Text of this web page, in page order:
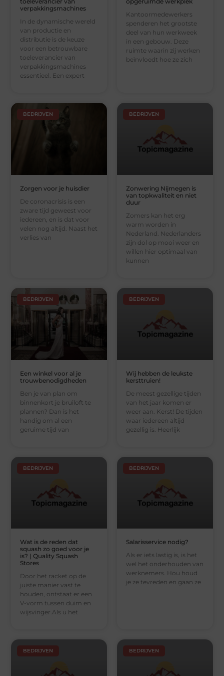
verpakkingsmachines
In de dynamische wereld
van productie en
distributie is de keuze
voor een betrouwbare
toeleverancier van
verpakkingsmachines
essentieel. Een expert
Kantoormedewerkers
spenderen het grootste
deel van hun werkweek
in een gebouw. Deze
ruimte waarin zij werken
beïnvloedt hoe ze zich
BEDRIJVEN
Zorgen voor je huisdier
De coronacrisis is een
zware tijd geweest voor
iedereen, en is dat voor
velen nog altijd. Naast het
verlies van
BEDRIJVEN
Zonwering Nijmegen is
van topkwaliteit en niet
duur
Zomers kan het erg
warm worden in
Nederland. Nederlanders
zijn dol op mooi weer en
willen hier optimaal van
kunnen
BEDRIJVEN
Een winkel voor al je
trouwbenodigdheden
Ben je van plan om
binnenkort je bruiloft te
plannen? Dan is het
handig om al een
geruime tijd van
BEDRIJVEN
Wij hebben de leukste
kersttruien!
De meest gezellige tijden
van het jaar komen er
weer aan. Kerst! De tijden
waar iedereen altijd
gezellig is. Heerlijk
BEDRIJVEN
Wat is de reden dat
squash zo goed voor je
is? | Quality Squash
Stores
Door het racket op de
juiste manier vast te
houden, ontstaat er een
V-vorm tussen duim en
wijsvinger.Als u het
BEDRIJVEN
Salarisservice nodig?
Als er iets lastig is, is het
wel het onderhouden van
werknemers. Hou houd
je ze tevreden en gaan ze
BEDRIJVEN BEDRIJVEN